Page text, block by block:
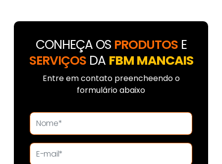
CONHEÇA OS PRODUTOSE
SERVIÇOSDA FBM MANCAIS
Entre em contato preencheendo o
formulário abaixo